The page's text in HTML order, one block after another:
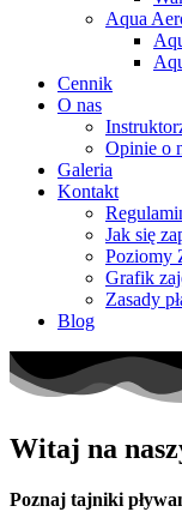
Aqua
Cennik
O nas
Opinie o
Galeria
Kontakt
Jak się
Poziomy
Grafik
Zasady
Blog
Witaj na
Poznaj tajniki